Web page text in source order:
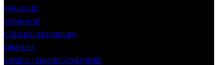
FOURCHE
FREINAGE
CÂBLES / FLEXIBLES
DISQUES
ÉTRIER / MAITRE-CYLINDRE